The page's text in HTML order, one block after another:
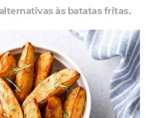
às batatas fritas.